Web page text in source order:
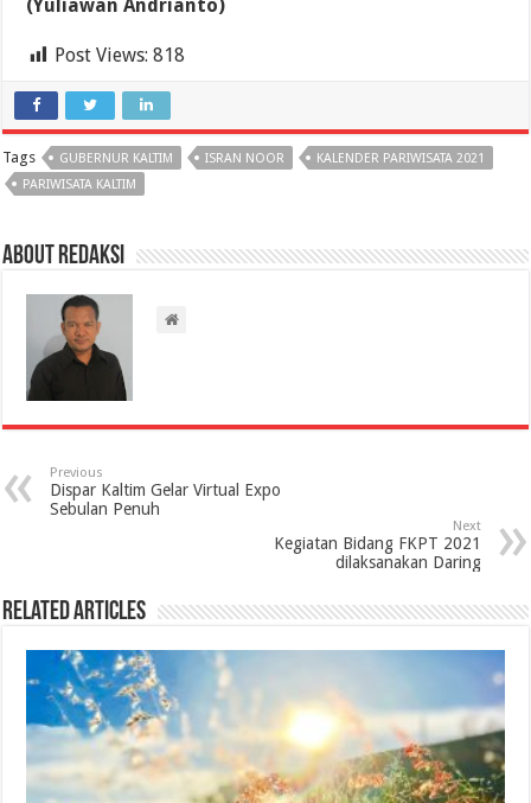
(Yuliawan Andrianto)
Post Views: 818
Tags GUBERNUR KALTIM ISRAN NOOR
KALENDER PARIWISATA 2021
PARIWISATA KALTIM
About Redaksi
Previous
Dispar Kaltim Gelar Virtual Expo
Sebulan Penuh
Next
Kegiatan Bidang FKPT 2021
dilaksanakan Daring
Related Articles